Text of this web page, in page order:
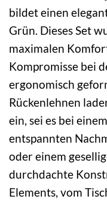
bildet einen
Grün. Dieses Set
maximalen
Kompromisse bei
ergonomisch
Rückenlehnen
ein, sei es bei
entspannten
oder einem
durchdachte
Elements, vom